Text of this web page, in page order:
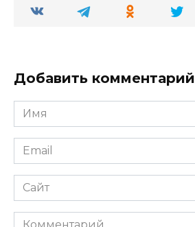
Добавить комментарий
Имя
*
Email
*
Сайт
Комментарий